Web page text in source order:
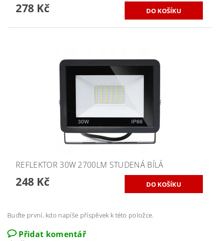
278 Kč
REFLEKTOR 30W 2700LM STUDENÁ BÍLÁ
248 Kč
Buďte první, kdo napíše příspěvek k této položce.
Přidat komentář